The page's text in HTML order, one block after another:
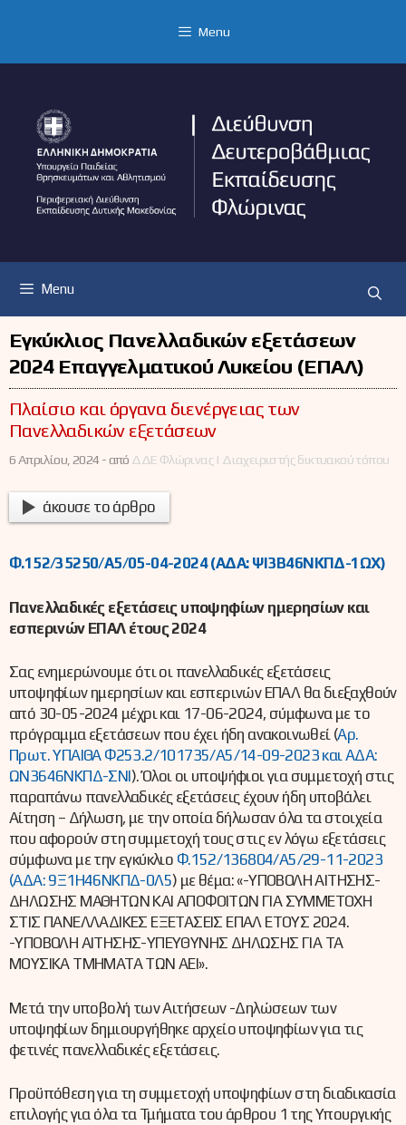
Menu
Menu
Εγκύκλιος Πανελλαδικών εξετάσεων
2024 Επαγγελματικού Λυκείου (ΕΠΑΛ)
Πλαίσιο και όργανα διενέργειας των
Πανελλαδικών εξετάσεων
6 Απριλίου, 2024 -από ΔΔΕ Φλώρινας | Διαχειριστής δικτυακού τόπου
άκουσε το άρθρο
Φ.152/35250/Α5/05-04-2024 (ΑΔΑ: ΨΙ3Β46ΝΚΠΔ-1ΩΧ)
Πανελλαδικές εξετάσεις υποψηφίων ημερησίων και
εσπερινών ΕΠΑΛ έτους 2024
Σας ενημερώνουμε ότι οι πανελλαδικές εξετάσεις
υποψηφίων ημερησίων και εσπερινών ΕΠΑΛ θα διεξαχθούν
από 30-05-2024 μέχρι και 17-06-2024, σύμφωνα με το
πρόγραμμα εξετάσεων που έχει ήδη ανακοινωθεί (Αρ.
Πρωτ. ΥΠΑΙΘΑ Φ253.2/101735/Α5/14-09-2023 και ΑΔΑ:
ΩΝ3646ΝΚΠΔ-ΣΝΙ). Όλοι οι υποψήφιοι για συμμετοχή στις
παραπάνω πανελλαδικές εξετάσεις έχουν ήδη υποβάλει
Αίτηση – Δήλωση, με την οποία δήλωσαν όλα τα στοιχεία
που αφορούν στη συμμετοχή τους στις εν λόγω εξετάσεις
σύμφωνα με την εγκύκλιο Φ.152/136804/Α5/29-11-2023
(ΑΔΑ: 9Ξ1Η46ΝΚΠΔ-0Λ5) με θέμα: «-ΥΠΟΒΟΛΗ ΑΙΤΗΣΗΣ-
ΔΗΛΩΣΗΣ ΜΑΘΗΤΩΝ ΚΑΙ ΑΠΟΦΟΙΤΩΝ ΓΙΑ ΣΥΜΜΕΤΟΧΗ
ΣΤΙΣ ΠΑΝΕΛΛΑΔΙΚΕΣ ΕΞΕΤΑΣΕΙΣ ΕΠΑΛ ΕΤΟΥΣ 2024.
-ΥΠΟΒΟΛΗ ΑΙΤΗΣΗΣ-ΥΠΕΥΘΥΝΗΣ ΔΗΛΩΣΗΣ ΓΙΑ ΤΑ
ΜΟΥΣΙΚΑ ΤΜΗΜΑΤΑ ΤΩΝ ΑΕΙ».
Μετά την υποβολή των Αιτήσεων -Δηλώσεων των
υποψηφίων δημιουργήθηκε αρχείο υποψηφίων για τις
φετινές πανελλαδικές εξετάσεις.
Προϋπόθεση για τη συμμετοχή υποψηφίων στη διαδικασία
επιλογής για όλα τα Τμήματα του άρθρου 1 της Υπουργικής